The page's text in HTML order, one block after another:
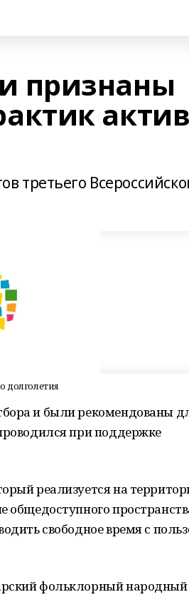
признаны
третьего
долголетия
и были рекомендованы
при поддержке
реализуется на
общедоступного
свободное время с
фольклорный народный